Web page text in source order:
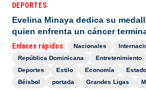
DEPORTES
Evelina Minaya dedica su
quien enfrenta un cáncer
Enlaces rápidos: Nacionales
República Dominicana
Entretenimiento
Deportes
Estilo Economía
Béisbol
portada Grandes Ligas